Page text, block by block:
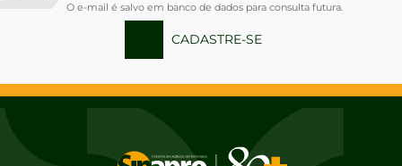
O e-mail é salvo em banco de dados para consulta futura.
CADASTRE-SE